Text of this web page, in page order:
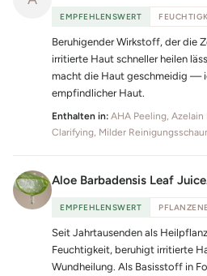
EMPFEHLENSWERT
Beruhigender Wirkstoff, der die
irritierte Haut schneller heilen
macht die Haut geschmeidig —
empfindlicher Haut.
Enthalten in: AHA Peeling,
Clarifying, Milder
Aloe Barbadensis Leaf Juice
EMPFEHLENSWERT
Seit Jahrtausenden als
Feuchtigkeit, beruhigt irritierte
Wundheilung. Als Basisstoff in